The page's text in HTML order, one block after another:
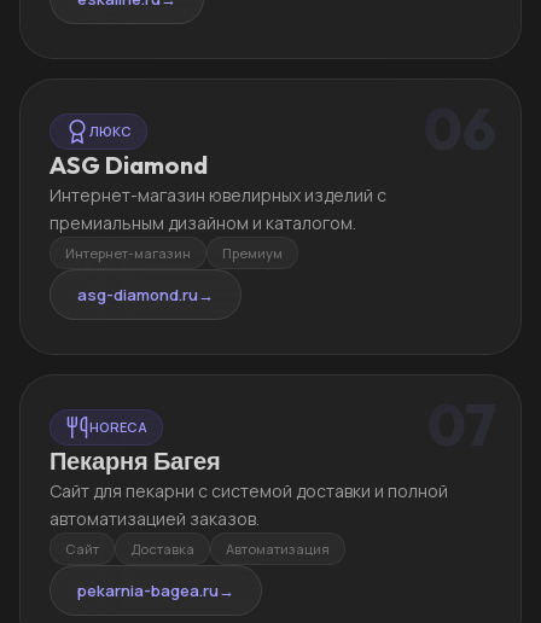
ЛЮКС
ASG Diamond
Интернет-магазин ювелирных изделий с
премиальным дизайном и каталогом.
Интернет-магазин Премиум
asg-diamond.ru→
HORECA
Пекарня Багея
Сайт для пекарни с системой доставки и полной
автоматизацией заказов.
Сайт Доставка Автоматизация
pekarnia-bagea.ru→